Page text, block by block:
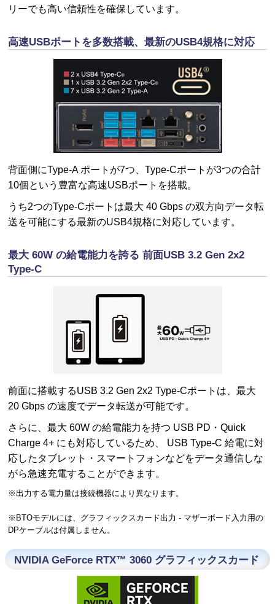
リーでも高い信頼性を確保しています。
高速USBポートを多数搭載、最新のUSB4規格に対応
背面側にType-A ポートが7つ、Type-Cポートが3つの合計
10個という豊富な高速USBポートを搭載。
うち2つのType-Cポートは最大 40 Gbps の双方向データ転
送を可能にする最新のUSB4規格に対応しています。
最大 60W の給電能力を誇る 前面USB 3.2 Gen 2x2
Type-C
前面に搭載するUSB 3.2 Gen 2x2 Type-Cポートは、最大
20 Gbps の速度でデータ転送が可能です。
さらに、最大 60W の給電能力を持つ USB PD・Quick
Charge 4+ にも対応しているため、 USB Type-C 給電に対
応したタブレット・スマートフォンなどをデータ通信しな
がら急速充電することができます。
※出力する電力量は接続機器により異なります。
※BTOモデルには、グラフィックスカード出力 - マザーボード入力用の
DPケーブルは付属しません。
NVIDIA GeForce RTX™ 3060 グラフィックスカード